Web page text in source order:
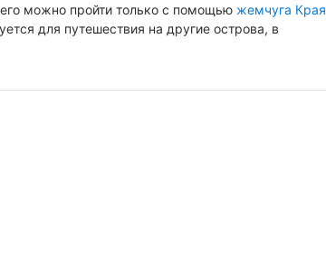
можно пройти только с помощью жемчуга Края
для путешествия на другие острова, в